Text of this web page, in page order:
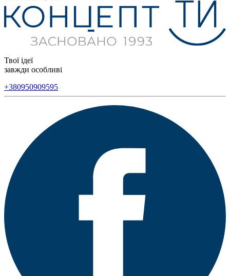
Твої ідеї
завжди особливі
+380950909595